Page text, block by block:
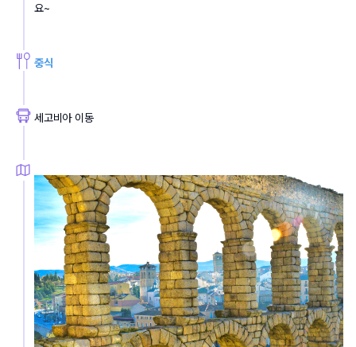
요~
중식
세고비아 이동